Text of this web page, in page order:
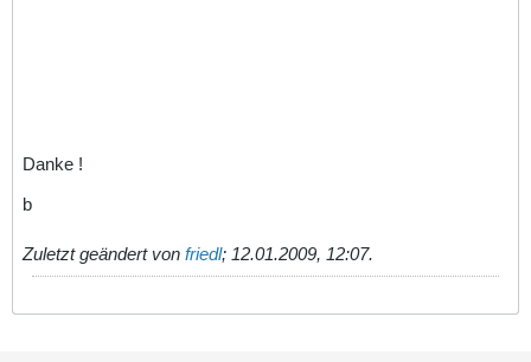
Danke !
b
Zuletzt geändert von friedl; 12.01.2009, 12:07.